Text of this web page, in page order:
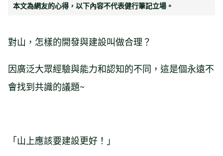
本文為網友的心得，以下內容不代表健行筆記立場。
對山，怎樣的開發與建設叫做合理？
因廣泛大眾經驗與能力和認知的不同，這是個永遠不
會找到共識的議題~
「山上應該要建設更好！」